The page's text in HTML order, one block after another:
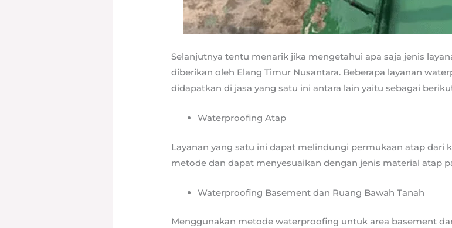
Selanjutnya tentu menarik jika mengetahui apa saja jenis
diberikan oleh Elang Timur Nusantara. Beberapa layanan
didapatkan di jasa yang satu ini antara lain yaitu sebagai
Waterproofing Atap
Layanan yang satu ini dapat melindungi permukaan atap dari
metode dan dapat menyesuaikan dengan jenis material atap
Waterproofing Basement dan Ruang Bawah Tanah
Menggunakan metode waterproofing untuk area basement